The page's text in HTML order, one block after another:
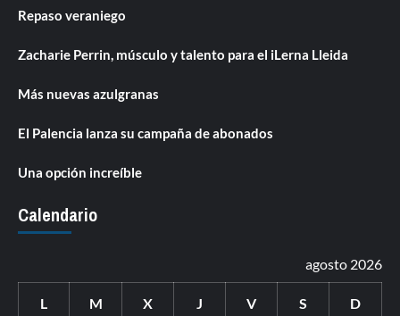
Repaso veraniego
Zacharie Perrin, músculo y talento para el iLerna Lleida
Más nuevas azulgranas
El Palencia lanza su campaña de abonados
Una opción increíble
Calendario
agosto 2026
L M X J V S D